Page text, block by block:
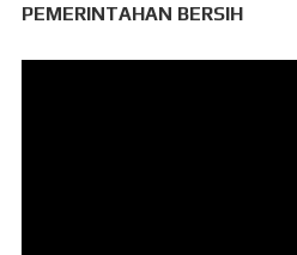
PEMERINTAHAN BERSIH